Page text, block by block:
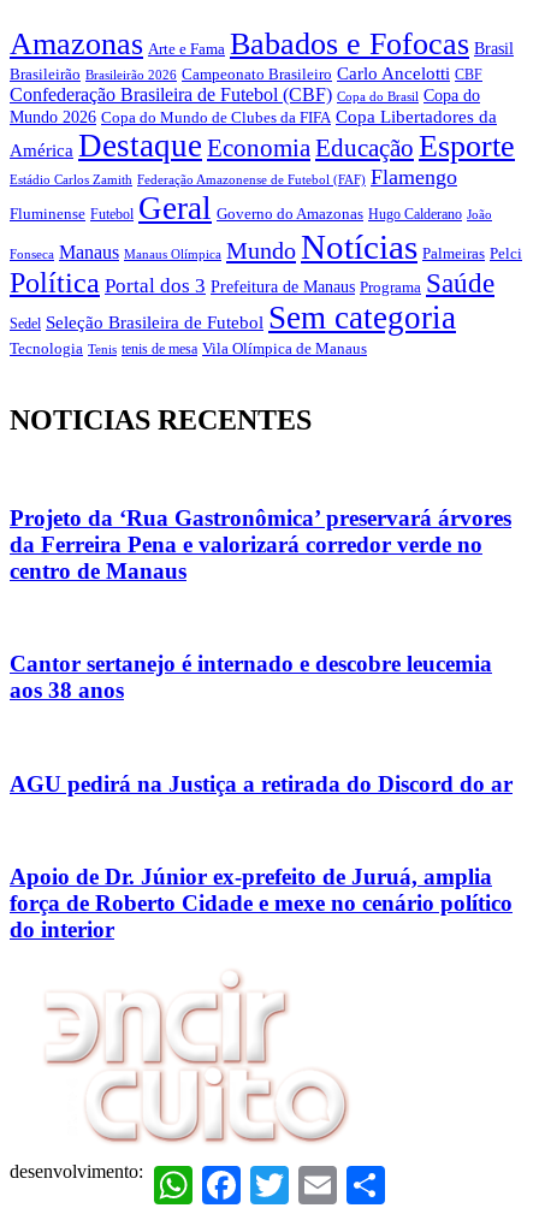
Amazonas Arte e Fama Babados e Fofocas Brasil
Brasileirão Brasileirão 2026 Campeonato Brasileiro Carlo Ancelotti CBF
Confederação Brasileira de Futebol (CBF) Copa do Brasil Copa do
Mundo 2026 Copa do Mundo de Clubes da FIFA Copa Libertadores da
América Destaque EconomiaEducação Esporte
Estádio Carlos Zamith Federação Amazonense de Futebol (FAF) Flamengo
Fluminense Futebol Geral Governo do Amazonas Hugo Calderano João
Fonseca Manaus Manaus Olímpica MundoNotícias Palmeiras Pelci
Política Portal dos 3 Prefeitura de Manaus Programa Saúde
Sedel Seleção Brasileira de Futebol Sem categoria
Tecnologia Tenis tenis de mesa Vila Olímpica de Manaus
NOTICIAS RECENTES
Projeto da ‘Rua Gastronômica’ preservará árvores
da Ferreira Pena e valorizará corredor verde no
centro de Manaus
Cantor sertanejo é internado e descobre leucemia
aos 38 anos
AGU pedirá na Justiça a retirada do Discord do ar
Apoio de Dr. Júnior ex-prefeito de Juruá, amplia
força de Roberto Cidade e mexe no cenário político
do interior
desenvolvimento: WhatsAppFacebookTwitter Email